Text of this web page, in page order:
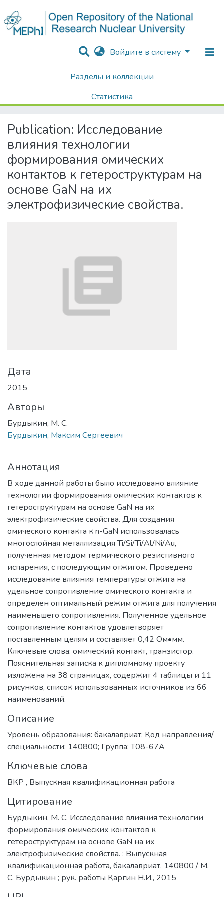
Войдите в систему
Разделы и коллекции
Статистика
Диссертации / Выпускные квалификационные работы
Исследование влияния технологии формирования омических контактов к гетероструктурам на основе GaN на их электрофизические свойства.
Publication: Исследование
влияния технологии
формирования омических
контактов к гетероструктурам на
основе GaN на их
электрофизические свойства.
Дата
2015
Авторы
Бурдыкин, М. С.
Бурдыкин, Максим Сергеевич
Аннотация
В ходе данной работы было исследовано влияние
технологии формирования омических контактов к
гетероструктурам на основе GaN на их
электрофизические свойства. Для создания
омического контакта к n-GaN использовалась
многослойная металлизация Ti/Si/Ti/Al/Ni/Au,
полученная методом термического резистивного
испарения, с последующим отжигом. Проведено
исследование влияния температуры отжига на
удельное сопротивление омического контакта и
определен оптимальный режим отжига для получения
наименьшего сопротивления. Полученное удельное
сопротивление контактов удовлетворяет
поставленным целям и составляет 0,42 Ом•мм.
Ключевые слова: омический контакт, транзистор.
Пояснительная записка к дипломному проекту
изложена на 38 страницах, содержит 4 таблицы и 11
рисунков, список использованных источников из 66
наименований.
Описание
Уровень образования: бакалавриат; Код направления/
специальности: 140800; Группа: Т08-67А
Ключевые слова
ВКР , Выпускная квалификационная работа
Цитирование
Бурдыкин, М. С. Исследование влияния технологии
формирования омических контактов к
гетероструктурам на основе GaN на их
электрофизические свойства. : Выпускная
квалификационная работа, бакалавриат, 140800 / М.
С. Бурдыкин ; рук. работы Каргин Н.И., 2015